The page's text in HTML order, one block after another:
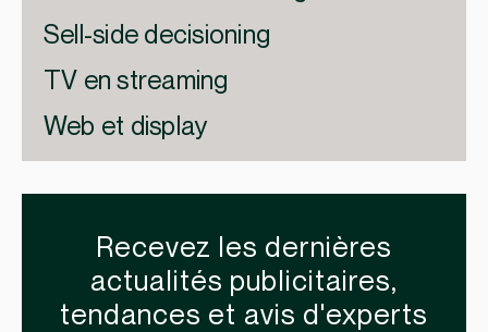
Sell-side decisioning
TV en streaming
Web et display
Recevez les dernières
actualités publicitaires,
tendances et avis d'experts